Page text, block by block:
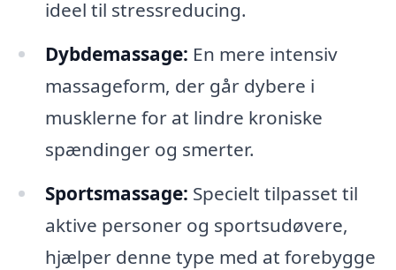
ideel til stressreducing.
Dybdemassage: En mere intensiv
massageform, der går dybere i
musklerne for at lindre kroniske
spændinger og smerter.
Sportsmassage: Specielt tilpasset til
aktive personer og sportsudøvere,
hjælper denne type med at forebygge